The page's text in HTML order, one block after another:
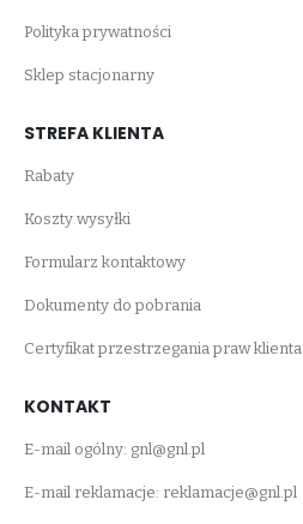
Polityka prywatności
Sklep stacjonarny
STREFA KLIENTA
Rabaty
Koszty wysyłki
Formularz kontaktowy
Dokumenty do pobrania
Certyfikat przestrzegania praw klienta
KONTAKT
E-mail ogólny: gnl@gnl.pl
E-mail reklamacje: reklamacje@gnl.pl